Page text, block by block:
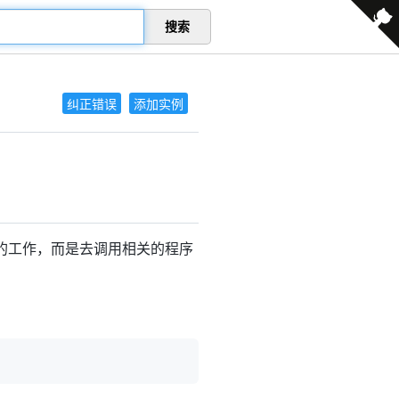
搜索
纠正错误 添加实例
作，而是去调用相关的程序